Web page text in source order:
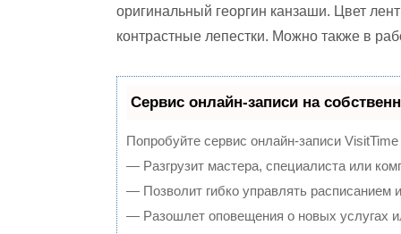
оригинальный георгин канзаши. Цвет
контрастные лепестки. Можно также в
Сервис онлайн-записи на
Попробуйте сервис онлайн-записи
— Разгрузит мастера, специалиста или
— Позволит гибко управлять расписанием и
— Разошлет оповещения о новых услугах